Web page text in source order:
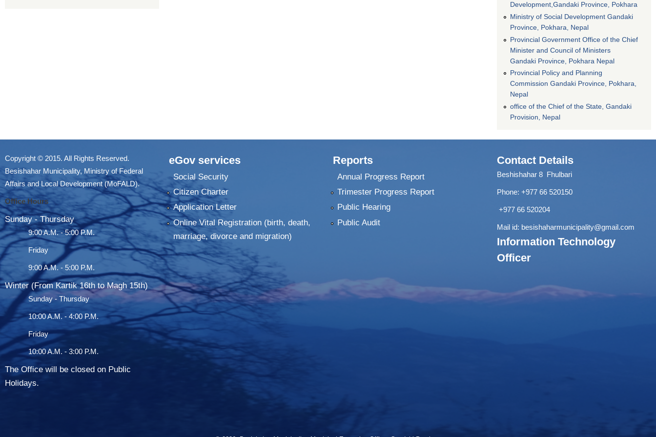
Development,Gandaki Province, Pokhara
Ministry of Social Development Gandaki
Province, Pokhara, Nepal
Provincial Government Office of the Chief
Minister and Council of Ministers
Gandaki Province, Pokhara Nepal
Provincial Policy and Planning
Commission Gandaki Province, Pokhara,
Nepal
office of the Chief of the State, Gandaki
Provision, Nepal
Copyright © 2015. All Rights Reserved.
Besishahar Municipality, Ministry of Federal
Affairs and Local Development (MoFALD).
Office Hours
Sunday - Thursday
9:00 A.M. - 5:00 P.M.
Friday
9:00 A.M. - 5:00 P.M.
Winter (From Kartik 16th to Magh 15th)
Sunday - Thursday
10:00 A.M. - 4:00 P.M.
Friday
10:00 A.M. - 3:00 P.M.
The Office will be closed on Public
Holidays.
eGov services
Social Security
Citizen Charter
Application Letter
Online Vital Registration (birth, death,
marriage, divorce and migration)
Reports
Annual Progress Report
Trimester Progress Report
Public Hearing
Public Audit
Contact Details
Beshishahar 8 Fhulbari
Phone: +977 66 520150
+977 66 520204
Mail id: besishaharmunicipality@gmail.com
Information Technology
Officer